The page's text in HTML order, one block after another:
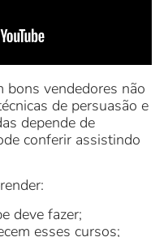
bons vendedores não
de persuasão e
depende de
conferir assistindo
deve fazer;
esses cursos;